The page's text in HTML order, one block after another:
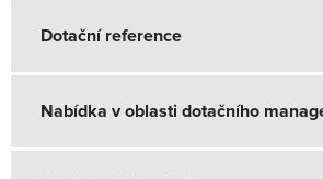
Dotační reference
Nabídka v oblasti dotačního